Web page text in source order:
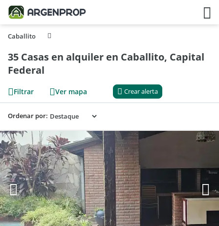
Caballito
35 Casas en alquiler en Caballito, Capital
Federal
Filtrar Ver mapa Crear alerta
Ordenar por: